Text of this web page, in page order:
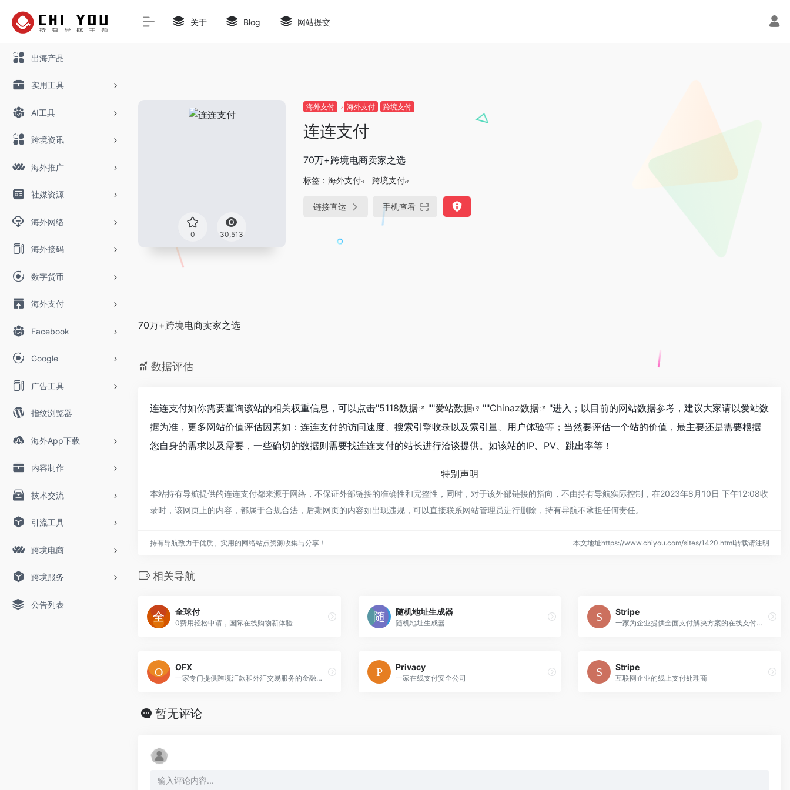
出海产品
实用工具
AI工具
跨境资讯
海外推广
社媒资源
海外网络
海外接码
数字货币
海外支付
Facebook
Google
广告工具
指纹浏览器
海外App下载
内容制作
技术交流
引流工具
跨境电商
跨境服务
公告列表
关于 Blog 网站提交
0 30,513
海外支付 海外支付 跨境支付
连连支付
70万+跨境电商卖家之选
标签： 海外支付 跨境支付
链接直达 手机查看
70万+跨境电商卖家之选
数据评估
连连支付如你需要查询该站的相关权重信息，可以点击"5118数据 ""爱站数据 ""Chinaz数据
"进入；以目前的网站数据参考，建议大家请以爱站数
据为准，更多网站价值评估因素如：连连支付的访问速度、搜索引擎收录以及索引量、用户体验等；当然要评估一个站的价值，最主要还是需要根据
您自身的需求以及需要，一些确切的数据则需要找连连支付的站长进行洽谈提供。如该站的IP、PV、跳出率等！
特别声明
本站持有导航提供的连连支付都来源于网络，不保证外部链接的准确性和完整性，同时，对于该外部链接的指向，不由持有导航实际控制，在2023年8月10日 下午12:08收
录时，该网页上的内容，都属于合规合法，后期网页的内容如出现违规，可以直接联系网站管理员进行删除，持有导航不承担任何责任。
持有导航致力于优质、实用的网络站点资源收集与分享！ 本文地址https://www.chiyou.com/sites/1420.html转载请注明
相关导航
全球付
0费用轻松申请，国际在线购物新体验
随机地址生成器
随机地址生成器
Stripe
一家为企业提供全面支付解决方案的在线支付处理公司
OFX
一家专门提供跨境汇款和外汇交易服务的金融科技公司
Privacy
一家在线支付安全公司
Stripe
互联网企业的线上支付处理商
暂无评论